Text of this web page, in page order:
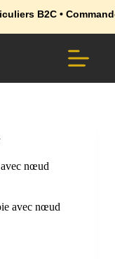
• Commande facile
Pro B2B 📦
l’Espace Pro
nœud